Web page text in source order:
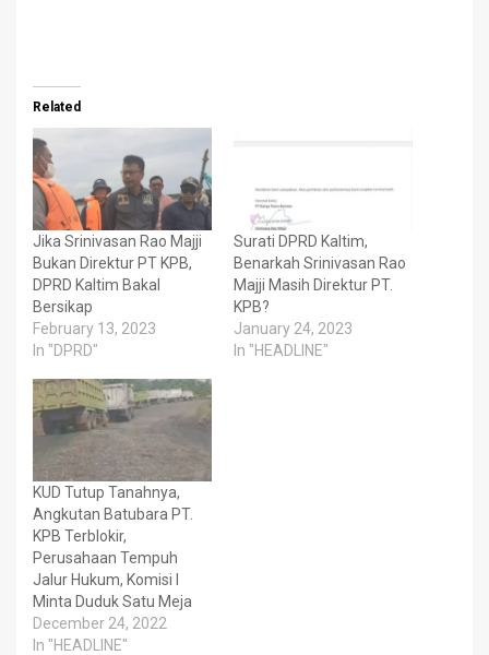
Related
Jika Srinivasan Rao Majji
Bukan Direktur PT KPB,
DPRD Kaltim Bakal
Bersikap
February 13, 2023
In "DPRD"
Surati DPRD Kaltim,
Benarkah Srinivasan Rao
Majji Masih Direktur PT.
KPB?
January 24, 2023
In "HEADLINE"
KUD Tutup Tanahnya,
Angkutan Batubara PT.
KPB Terblokir,
Perusahaan Tempuh
Jalur Hukum, Komisi I
Minta Duduk Satu Meja
December 24, 2022
In "HEADLINE"